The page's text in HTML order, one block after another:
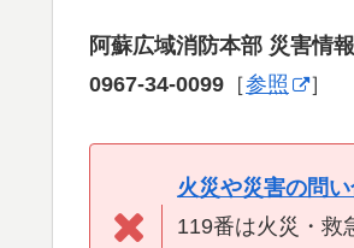
阿蘇広域消防本部 災害情
0967-34-0099 ［参照 ］
火災や災害の問
119番は火災・救